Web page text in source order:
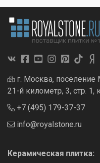
г. Москва, поселение
21-й километр, 3, стр. 1,
+7 (495) 179-37-37
info@royalstone.ru
Керамическая плитка: